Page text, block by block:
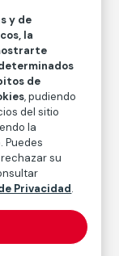
y de
la
de
, pudiendo
del sitio
la
Puedes
su
Privacidad.